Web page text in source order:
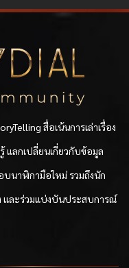
สื่อเน้นการเล่าเรื่อง
แลกเปลี่ยนเกี่ยวกับข้อมูล
นาฬิกามือใหม่ รวมถึงนัก
และร่วมแบ่งบันประสบการณ์